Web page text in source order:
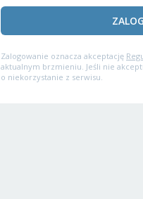
Zalogowanie oznacza akceptację
aktualnym brzmieniu. Jeśli nie
o niekorzystanie z serwisu.